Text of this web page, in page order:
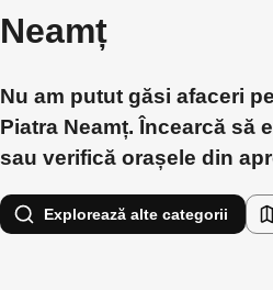
Neamț
Nu am putut găsi afaceri
Piatra Neamț. Încearcă să
sau verifică orașele din
Explorează alte categorii